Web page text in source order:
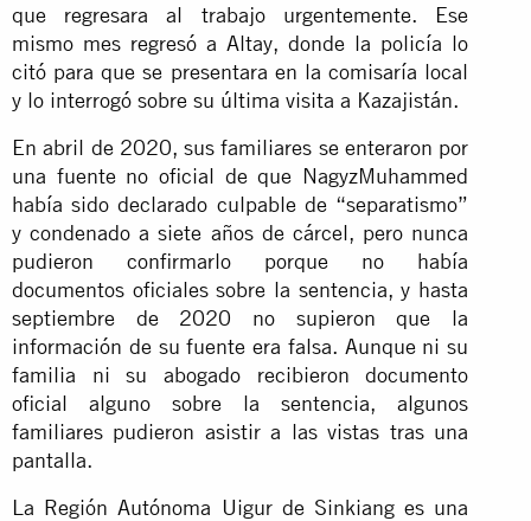
que regresara al trabajo urgentemente. Ese
mismo mes regresó a Altay, donde la policía lo
citó para que se presentara en la comisaría local
y lo interrogó sobre su última visita a Kazajistán.
En abril de 2020, sus familiares se enteraron por
una fuente no oficial de que NagyzMuhammed
había sido declarado culpable de “separatismo”
y condenado a siete años de cárcel, pero nunca
pudieron confirmarlo porque no había
documentos oficiales sobre la sentencia, y hasta
septiembre de 2020 no supieron que la
información de su fuente era falsa. Aunque ni su
familia ni su abogado recibieron documento
oficial alguno sobre la sentencia, algunos
familiares pudieron asistir a las vistas tras una
pantalla.
La Región Autónoma Uigur de Sinkiang es una